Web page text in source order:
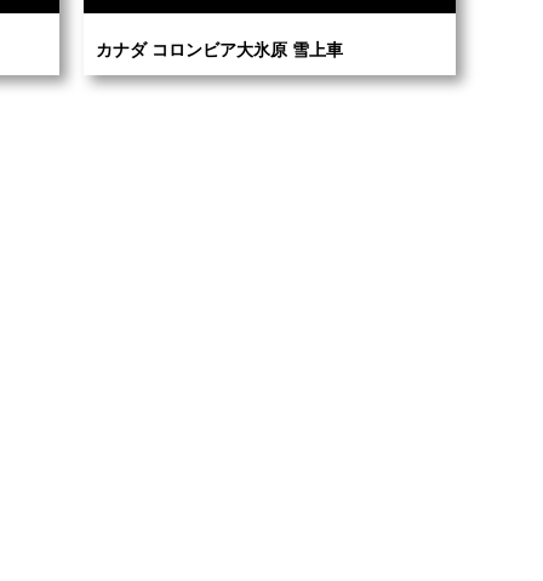
カナダ コロンビア大氷原 雪上車